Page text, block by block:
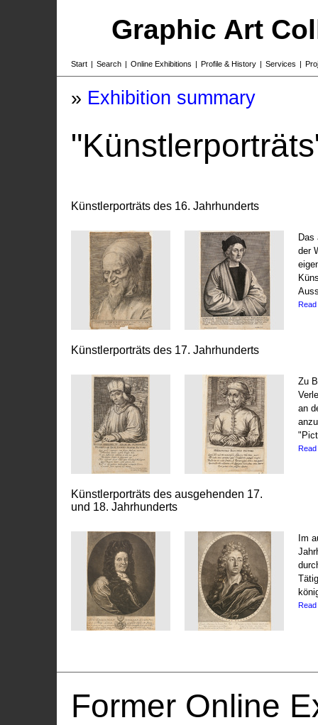
Graphic Art
Start | Search | Online Exhibitions | Profile & History | Services |
» Exhibition summary
Künstlerporträts des 16. Jahrhunderts
Das
der
Künstlerporträts des 17. Jahrhunderts
Zu
an
Künstlerporträts des ausgehenden 17.
und 18. Jahrhunderts
Im
Former Online